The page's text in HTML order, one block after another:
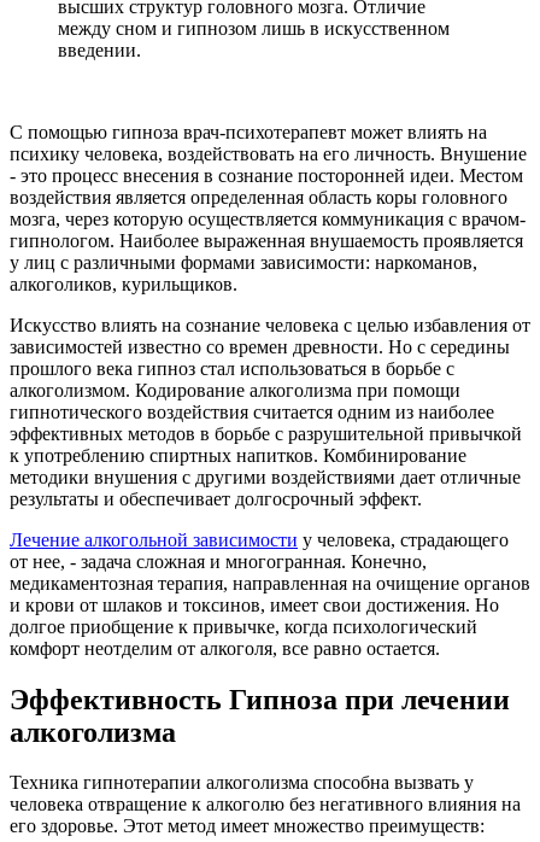
высших структур головного мозга. Отличие
между сном и гипнозом лишь в искусственном
введении.
С помощью гипноза врач-психотерапевт может влиять на
психику человека, воздействовать на его личность. Внушение
- это процесс внесения в сознание посторонней идеи. Местом
воздействия является определенная область коры головного
мозга, через которую осуществляется коммуникация с врачом-
гипнологом. Наиболее выраженная внушаемость проявляется
у лиц с различными формами зависимости: наркоманов,
алкоголиков, курильщиков.
Искусство влиять на сознание человека с целью избавления от
зависимостей известно со времен древности. Но с середины
прошлого века гипноз стал использоваться в борьбе с
алкоголизмом. Кодирование алкоголизма при помощи
гипнотического воздействия считается одним из наиболее
эффективных методов в борьбе с разрушительной привычкой
к употреблению спиртных напитков. Комбинирование
методики внушения с другими воздействиями дает отличные
результаты и обеспечивает долгосрочный эффект.
Лечение алкогольной зависимости у человека, страдающего
от нее, - задача сложная и многогранная. Конечно,
медикаментозная терапия, направленная на очищение органов
и крови от шлаков и токсинов, имеет свои достижения. Но
долгое приобщение к привычке, когда психологический
комфорт неотделим от алкоголя, все равно остается.
Эффективность Гипноза при лечении
алкоголизма
Техника гипнотерапии алкоголизма способна вызвать у
человека отвращение к алкоголю без негативного влияния на
его здоровье. Этот метод имеет множество преимуществ: